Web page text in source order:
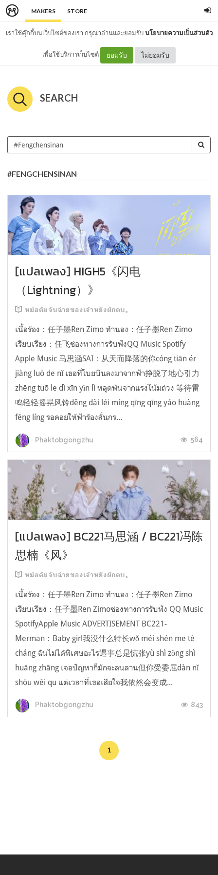
MAKERS STORE
เราใช้คุ๊กกี้บนเว็บไซต์ของเรา กรุณาอ่านและยอมรับนโยบายความเป็นส่วนตัว
เพื่อใช้บริการเว็บไซต์ ยอมรับ ไม่ยอมรับ
SEARCH
#FENGCHENSINAN
[แปลเพลง] HIGH5《闪电
（Lightning）》
หม้อต้มจับฉ่ายของเจ้าหยิงผักตบ。
เนื้อร้อง：任子墨Ren Zimo ทำนอง：任子墨Ren Zimo
เรียบเรียง：任飞ช่องทางการรับฟังQQ Music Spotify
Apple Music 马思涵SAI：从天而降落的你cóng tiān ér
jiàng luò de nǐ เธอที่โบยบินลงมาจากฟ้า挣脱了地心引力
zhēng tuō le dì xīn yǐn lì หลุดพ้นจากแรงโน้มถ่วง 等待雷
鸣轻轻摇晃风铃děng dài léi míng qīng qīng yáo huàng
fēng líng รอคอยให้ฟ้าร้องสั่นกร...
Phaktobgongzhu 564
[แปลเพลง] BC221马思涵 / BC221冯陈
思楠《风》
หม้อต้มจับฉ่ายของเจ้าหยิงผักตบ。
เนื้อร้อง：任子墨Ren Zimo ทำนอง：任子墨Ren Zimo
เรียบเรียง：任子墨Ren Zimoช่องทางการรับฟัง QQ Music
SpotifyApple Music ADVERTISEMENT BC221-
Merman：Baby girl我没什么特长wǒ méi shén me tè
cháng ฉันไม่ได้พิเศษอะไร遇事总是慌张yù shì zǒng shì
huāng zhāng เจอปัญหาก็มักจะลนลาน但你受委屈dàn nǐ
shòu wěi qu แต่เวลาที่เธอเสียใจ我依然会变成...
Phaktobgongzhu 843
1